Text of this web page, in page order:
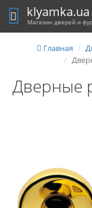
klyamka.ua
Магазин дверей и
Главная
Дверные